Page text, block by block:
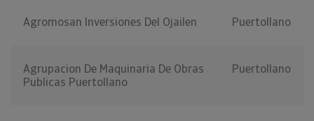
Agromosan Inversiones Del Ojailen Puertollano
Agrupacion De Maquinaria De Obras
Publicas Puertollano
Puertollano